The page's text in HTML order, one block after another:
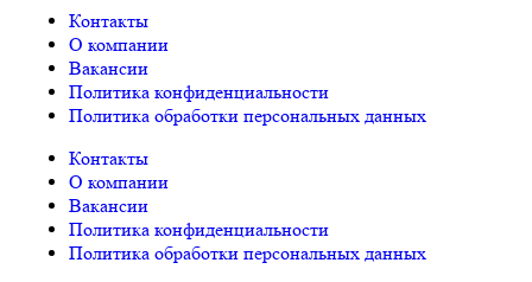
Контакты
О компании
Вакансии
Политика конфиденциальности
Политика обработки персональных данных
Контакты
О компании
Вакансии
Политика конфиденциальности
Политика обработки персональных данных